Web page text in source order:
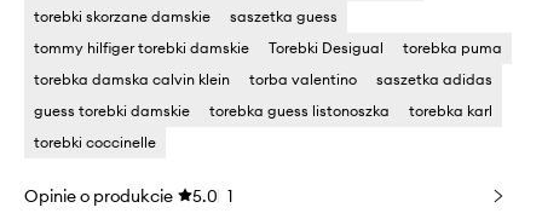
torebki skorzane damskie
saszetka guess
tommy hilfiger torebki damskie
Torebki Desigual
torebka puma
torebka damska calvin klein
torba valentino
saszetka adidas
guess torebki damskie
torebka guess listonoszka
torebka karl
torebki coccinelle
Opinie o produkcie 5.0 1